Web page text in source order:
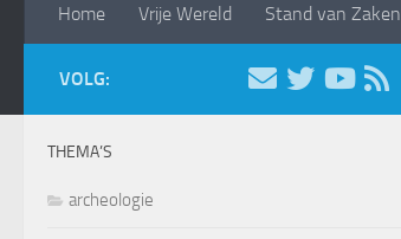
Home Vrije Wereld Stand van Zaken
VOLG:
THEMA’S
archeologie